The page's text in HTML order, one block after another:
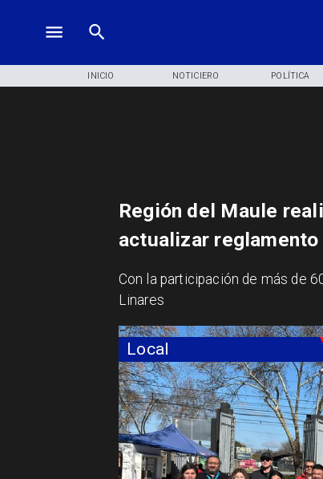
INICIO NOTICIERO POLÍTICA
Local
Región del Maule
actualizar reglamento
​Con la participación de más de
Linares